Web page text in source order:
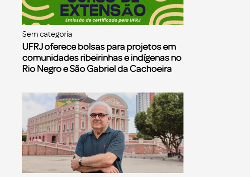
Sem categoria
UFRJ oferece bolsas para projetos em
comunidades ribeirinhas e indígenas no
Rio Negro e São Gabriel da Cachoeira